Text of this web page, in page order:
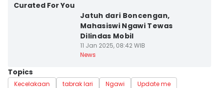
Curated For You
Jatuh dari Boncengan,
Mahasiswi Ngawi Tewas
Dilindas Mobil
11 Jan 2025, 08:42 WIB
News
Topics
Kecelakaan tabrak lari Ngawi Update me